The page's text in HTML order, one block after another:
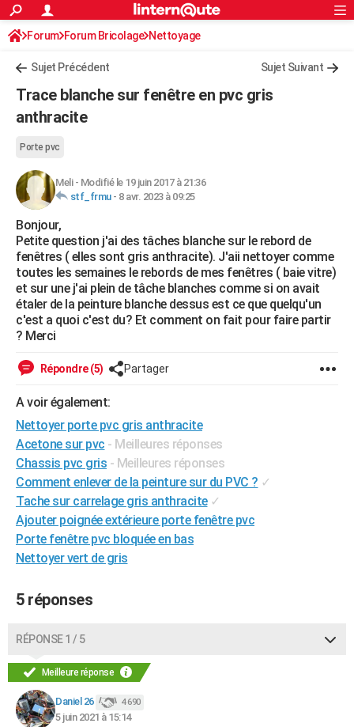
ACTUALITÉS
Politique
Société
Faits Divers
Education
Monde
Villes
+
Programme TV
Streaming
Cinéma
Sorties cinéma
Musique
FINANCE
Retraite
Impôts
Epargne
Immobilier
Risques naturels par ville
Banque
Assurance
Crédit
AUTO
Essais
Réserver un essai
Citadines
Berlines
SUV
Forum auto
HIGH-TECH
Mobiles
Meilleur smartphone
Internet
Ordinateurs
Jeux vidéo
Guide high-tech
BRICOLAGE
Forum
Aménagement intérieur
Extérieur
Cuisine
Salle de bains
Jardinage
Rangement
WEEK-END
Guides de France
Escapades
Patrimoine
Expositions
Musées
Week-end nature
+LIFESTYLE
Art de vivre
Bien-être
Loisirs
Mode
Modes de vie
SANTE
Alimentation
Guide de la santé
Maladies
Médicaments
Sommeil
VOYAGE
Destinations
City break
Voyage nature
Voyage de noces
Forum
Climat
PHOTO
GUIDES D'ACHAT
BONS PLANS
CARTE DE VOEUX
Carte de Noël
Carte Bonne année
Carte Saint-Valentin
Carte Pâques
Carte d'anniversaire
DICTIONNAIRE
Dictionnaire
Biographies
Citations
Expressions
Proverbes
PROGRAMME TV
COPAINS D'AVANT
S'inscrire
Se connecter
Lycées
Collèges
Primaires
Universités
Entreprises
Service militaire
Avis de recherche
AVIS DE DÉCÈS
FORUM
S'inscrire
Connexion
Forum Forum Bricolage Nettoyage
Sujet Précédent Sujet Suivant
Trace blanche sur fenêtre en pvc gris
anthracite
Porte pvc
Meli- Modifié le 19 juin 2017 à 21:36
stf_frmu- 8 avr. 2023 à 09:25
Bonjour,
Petite question j'ai des tâches blanche sur le rebord de
fenêtres ( elles sont gris anthracite). J'aii nettoyer comme
toutes les semaines le rebords de mes fenêtres ( baie vitre)
et sur une j'ai plein de tâche blanches comme si on avait
étaler de la peinture blanche dessus est ce que quelqu'un
c'est a quoi c'est du? Et comment on fait pour faire partir
? Merci
Répondre (5) Partager
A voir également:
Nettoyer porte pvc gris anthracite
Acetone sur pvc - Meilleures réponses
Chassis pvc gris - Meilleures réponses
Comment enlever de la peinture sur du PVC ? ✓
Tache sur carrelage gris anthracite ✓
Ajouter poignée extérieure porte fenêtre pvc
Porte fenêtre pvc bloquée en bas
Nettoyer vert de gris
5 réponses
RÉPONSE 1 / 5
Meilleure réponse
Daniel 26 4 690
5 juin 2021 à 15:14